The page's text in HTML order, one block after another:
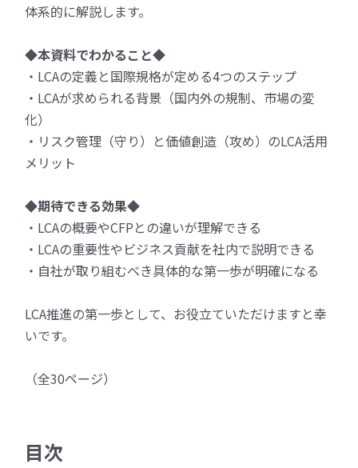
体系的に解説します。
◆本資料でわかること◆
・LCAの定義と国際規格が定める4つのステップ
・LCAが求められる背景（国内外の規制、市場の変
化）
・リスク管理（守り）と価値創造（攻め）のLCA活用
メリット
◆期待できる効果◆
・LCAの概要やCFPとの違いが理解できる
・LCAの重要性やビジネス貢献を社内で説明できる
・自社が取り組むべき具体的な第一歩が明確になる
LCA推進の第一歩として、お役立ていただけますと幸
いです。
（全30ページ）
目次